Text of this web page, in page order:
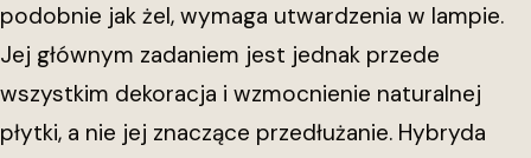
podobnie jak żel, wymaga utwardzenia w lampie.
Jej głównym zadaniem jest jednak przede
wszystkim dekoracja i wzmocnienie naturalnej
płytki, a nie jej znaczące przedłużanie. Hybryda